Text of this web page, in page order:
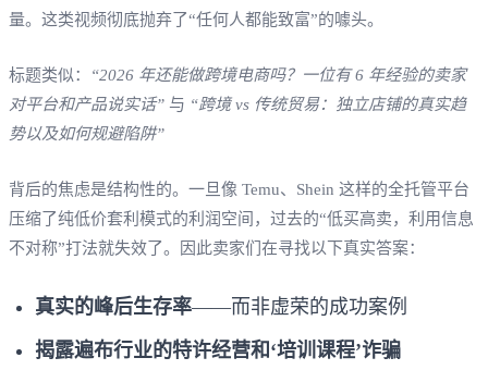
量。这类视频彻底抛弃了“任何人都能致富”的噱头。
标题类似：
“2026 年还能做跨境电商吗？一位有 6 年经验的卖家
对平台和产品说实话” 与 “跨境 vs 传统贸易：独立店铺的真实趋
势以及如何规避陷阱”
背后的焦虑是结构性的。一旦像 Temu、Shein 这样的全托管平台
压缩了纯低价套利模式的利润空间，过去的“低买高卖，利用信息
不对称”打法就失效了。因此卖家们在寻找以下真实答案：
真实的峰后生存率——而非虚荣的成功案例
揭露遍布行业的特许经营和‘培训课程’诈骗